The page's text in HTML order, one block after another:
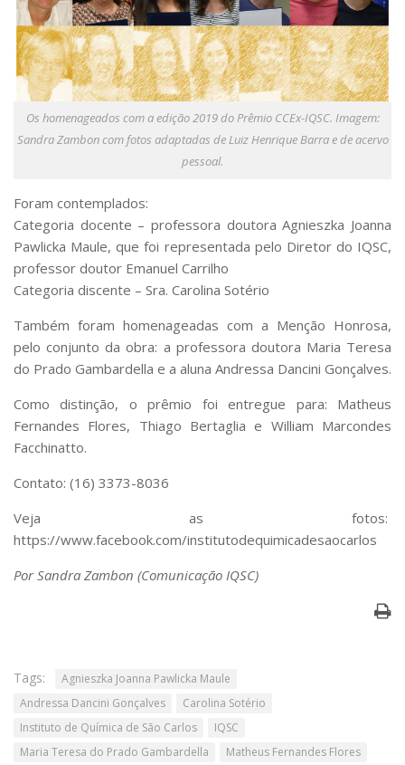
Outros serviços
Comunicação
Assessorias e Mídias
Aplicativos e Sites
Jornal da USP
Agenda de Eventos
Defesa de Teses
Os homenageados com a edição 2019 do Prêmio CCEx-IQSC. Imagem:
Sandra Zambon com fotos adaptadas de Luiz Henrique Barra e de acervo
pessoal.
Foram contemplados:
Categoria docente – professora doutora Agnieszka Joanna
Pawlicka Maule, que foi representada pelo Diretor do IQSC,
professor doutor Emanuel Carrilho
Categoria discente – Sra. Carolina Sotério
Também foram homenageadas com a Menção Honrosa,
pelo conjunto da obra: a professora doutora Maria Teresa
do Prado Gambardella e a aluna Andressa Dancini Gonçalves.
Como distinção, o prêmio foi entregue para: Matheus
Fernandes Flores, Thiago Bertaglia e William Marcondes
Facchinatto.
Contato: (16) 3373-8036
Veja as fotos:
https://www.facebook.com/institutodequimicadesaocarlos
Por Sandra Zambon (Comunicação IQSC)
Tags:
Agnieszka Joanna Pawlicka Maule
Andressa Dancini Gonçalves
Carolina Sotério
Instituto de Química de São Carlos
IQSC
Maria Teresa do Prado Gambardella
Matheus Fernandes Flores